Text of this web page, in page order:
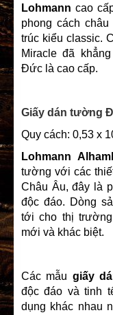
Lohmann cao
phong cách
trúc kiểu classic.
Miracle đã
Đức là cao cấp.
Giấy dán tường
Quy cách: 0,53 x
Lohmann
tường với các
Châu Âu, đây là
độc đáo. Dòng
tới cho thị
mới và khác biệt.
Các mẫu giấy
độc đáo và tinh
dụng khác nhau